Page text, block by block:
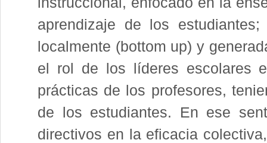
aprendizaje de los
localmente (bottom up) y
el rol de los líderes escolares
prácticas de los profesores,
de los estudiantes. En ese
directivos en la eficacia